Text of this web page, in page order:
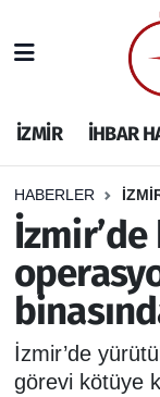
İZMİR İHBAR
HABERLER
İzmir’de
görevi kötüye
İHBAR
DEPREM
GENEL
EKONOMİ
SİYASET
İzmir
İzmir Hava
İzmir
İzmir Trafik
Puan
Tüm